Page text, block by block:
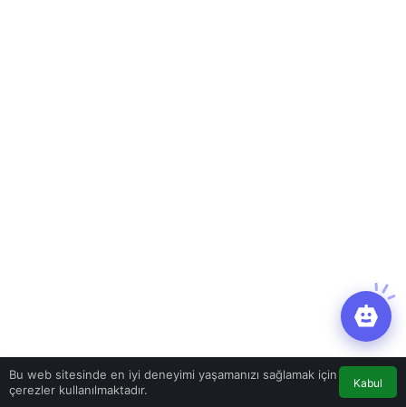
Bu web sitesinde en iyi deneyimi yaşamanızı sağlamak için
çerezler kullanılmaktadır.
Kabul